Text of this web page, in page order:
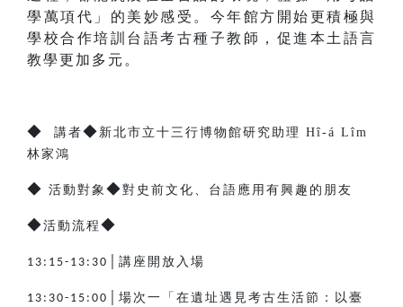
學萬項代」的美妙感受。今年館方開始更積極與
學校合作培訓台語考古種子教師，促進本土語言
教學更加多元。
◆ 講者◆ 新北市立十三行博物館研究助理 Hî-á Lîm
林家鴻
◆ 活動對象 ◆對史前文化、台語應用有興趣的朋友
◆活動流程 ◆
13:15-13:30 │講座開放入場
13:30-15:00
│場次一「在遺址遇見考古生活節：以臺